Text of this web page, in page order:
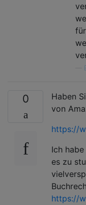
0
Haben
von
https://
Ich
es zu
https://